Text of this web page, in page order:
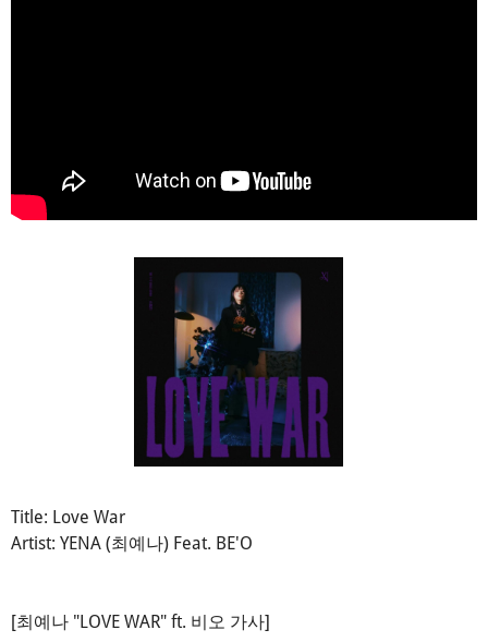
Title: Love War
Artist: YENA (최예나) Feat. BE'O
[최예나 "LOVE WAR" ft. 비오 가사]